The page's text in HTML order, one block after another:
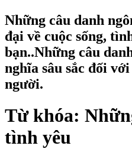
Những câu danh
đại về cuộc sống,
bạn..Những câu
nghĩa sâu sắc đối
người.
Từ khóa:
tình yêu